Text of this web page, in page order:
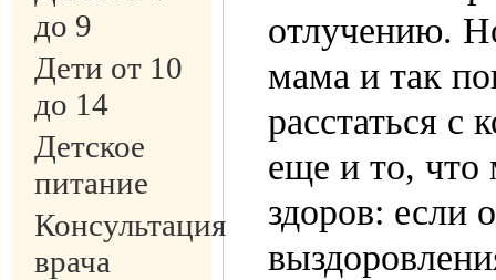
до 9
Дети от 10
до 14
Детское
питание
Консультация
врача
отлучению.
мама и так
расстаться
еще и то,
здоров: если